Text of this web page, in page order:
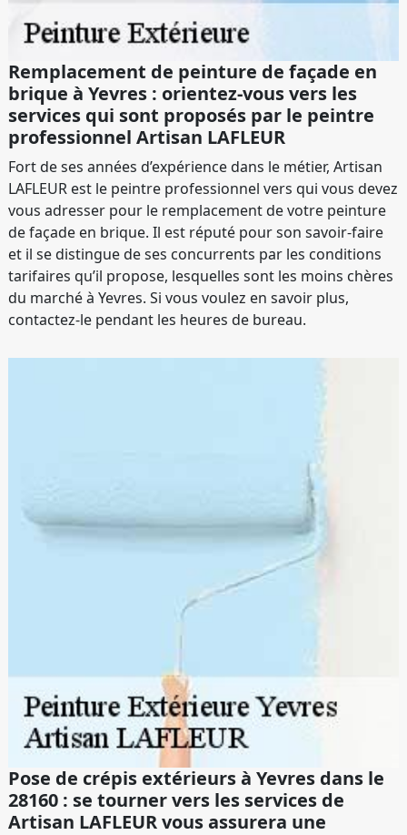
Remplacement de peinture de façade en
brique à Yevres : orientez-vous vers les
services qui sont proposés par le peintre
professionnel Artisan LAFLEUR
Fort de ses années d’expérience dans le métier, Artisan
LAFLEUR est le peintre professionnel vers qui vous devez
vous adresser pour le remplacement de votre peinture
de façade en brique. Il est réputé pour son savoir-faire
et il se distingue de ses concurrents par les conditions
tarifaires qu’il propose, lesquelles sont les moins chères
du marché à Yevres. Si vous voulez en savoir plus,
contactez-le pendant les heures de bureau.
Pose de crépis extérieurs à Yevres dans le
28160 : se tourner vers les services de
Artisan LAFLEUR vous assurera une